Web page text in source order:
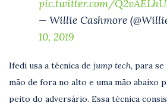
pic.twitter.com/
— Willie Cashmore
10, 2019
Ifedi usa a técnica de jump tech, para
mão de fora no alto e uma mão abaixo
peito do adversário. Essa técnica